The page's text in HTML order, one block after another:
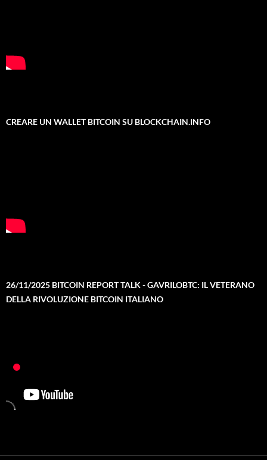
CREARE UN WALLET BITCOIN SU BLOCKCHAIN.INFO
26/11/2025 BITCOIN REPORT TALK - GAVRILOBTC: IL VETERANO
DELLA RIVOLUZIONE BITCOIN ITALIANO